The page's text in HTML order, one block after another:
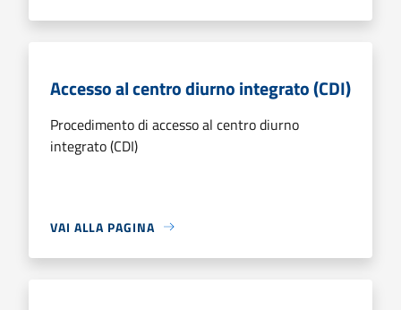
Accesso al centro diurno integrato (CDI)
Procedimento di accesso al centro diurno
integrato (CDI)
VAI ALLA PAGINA